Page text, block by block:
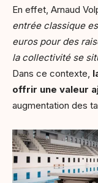
En effet, Arnaud
entrée classique
euros pour des
la collectivité se
Dans ce contexte,
offrir une valeur
augmentation des